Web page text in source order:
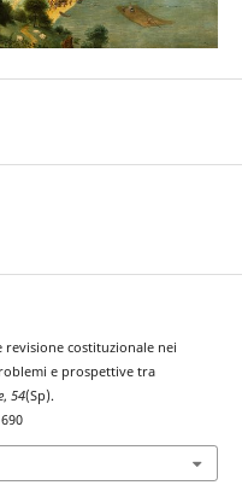
revisione costituzionale nei
e prospettive tra
, 54(Sp).